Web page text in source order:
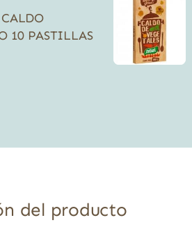
10 PASTILLAS
del producto